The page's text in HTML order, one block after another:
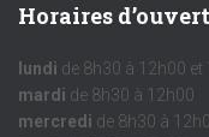
Horaires
lundi de 8h30 à 12h00
mardi de 8h30 à 12h00
mercredi de 8h30 à